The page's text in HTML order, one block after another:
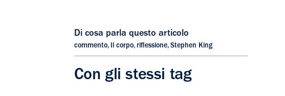
Di cosa parla questo articolo
commento, Il corpo, riflessione, Stephen King
Con gli stessi tag